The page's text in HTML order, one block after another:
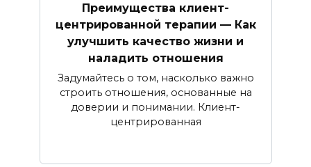
Преимущества клиент-
центрированной терапии — Как
улучшить качество жизни и
наладить отношения
Задумайтесь о том, насколько важно
строить отношения, основанные на
доверии и понимании. Клиент-
центрированная